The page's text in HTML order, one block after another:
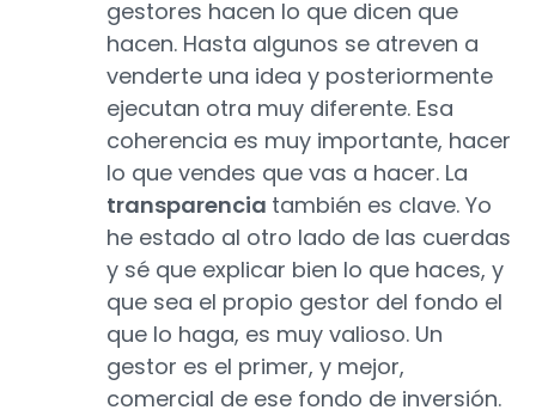
gestores hacen lo que dicen que
hacen. Hasta algunos se atreven a
venderte una idea y posteriormente
ejecutan otra muy diferente. Esa
coherencia es muy importante, hacer
lo que vendes que vas a hacer. La
transparencia también es clave. Yo
he estado al otro lado de las cuerdas
y sé que explicar bien lo que haces, y
que sea el propio gestor del fondo el
que lo haga, es muy valioso. Un
gestor es el primer, y mejor,
comercial de ese fondo de inversión.